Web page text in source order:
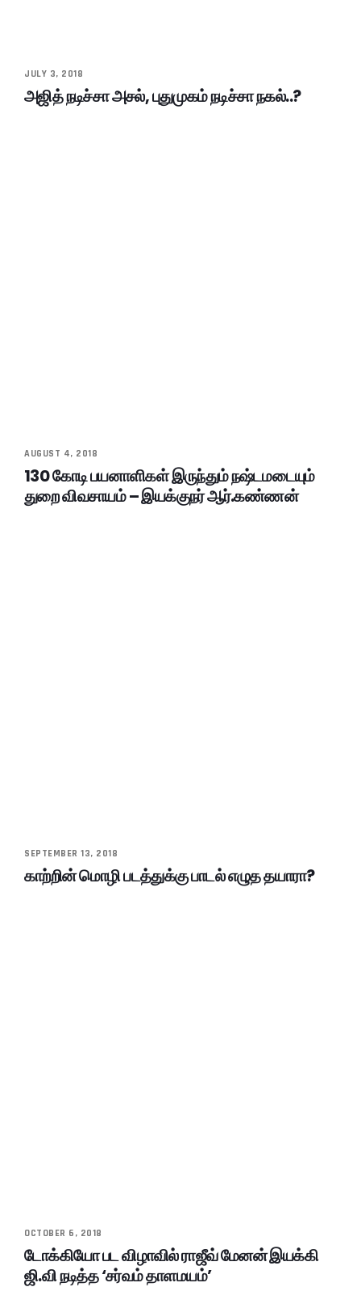
JULY 3, 2018
அஜித் நடிச்சா அசல், புதுமுகம் நடிச்சா நகல்..?
AUGUST 4, 2018
130 கோடி பயனாளிகள் இருந்தும் நஷ்டமடையும்
துறை விவசாயம் – இயக்குநர் ஆர்.கண்ணன்
SEPTEMBER 13, 2018
காற்றின் மொழி படத்துக்கு பாடல் எழுத தயாரா?
OCTOBER 6, 2018
டோக்கியோ பட விழாவில் ராஜீவ் மேனன் இயக்கி
ஜி.வி நடித்த ‘சர்வம் தாளமயம்’